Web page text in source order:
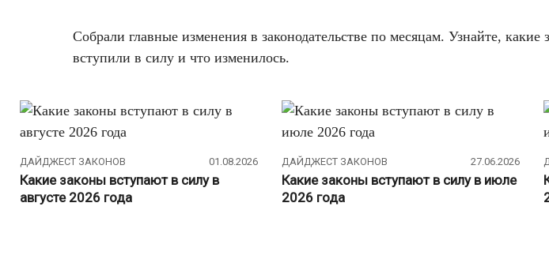
Собрали главные изменения в законодательстве по месяцам. Узнайте, какие
вступили в силу и что изменилось.
ДАЙДЖЕСТ ЗАКОНОВ 01.08.2026
Какие законы вступают в силу в
августе 2026 года
ДАЙДЖЕСТ ЗАКОНОВ 27.06.2026
Какие законы вступают в силу в июле
2026 года